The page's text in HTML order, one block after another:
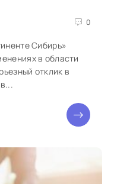
0
Сибирь»
в области
отклик в